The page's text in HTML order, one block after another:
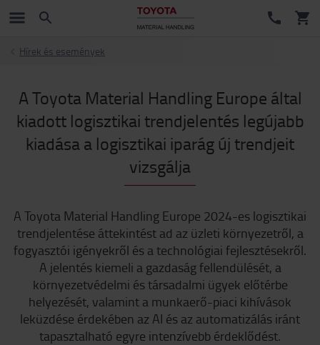
Hírek és események
A Toyota Material Handling Europe által
kiadott logisztikai trendjelentés legújabb
kiadása a logisztikai iparág új trendjeit
vizsgálja
A Toyota Material Handling Europe 2024-es logisztikai
trendjelentése áttekintést ad az üzleti környezetről, a
fogyasztói igényekről és a technológiai fejlesztésekről.
A jelentés kiemeli a gazdaság fellendülését, a
környezetvédelmi és társadalmi ügyek előtérbe
helyezését, valamint a munkaerő-piaci kihívások
leküzdése érdekében az AI és az automatizálás iránt
tapasztalható egyre intenzívebb érdeklődést.